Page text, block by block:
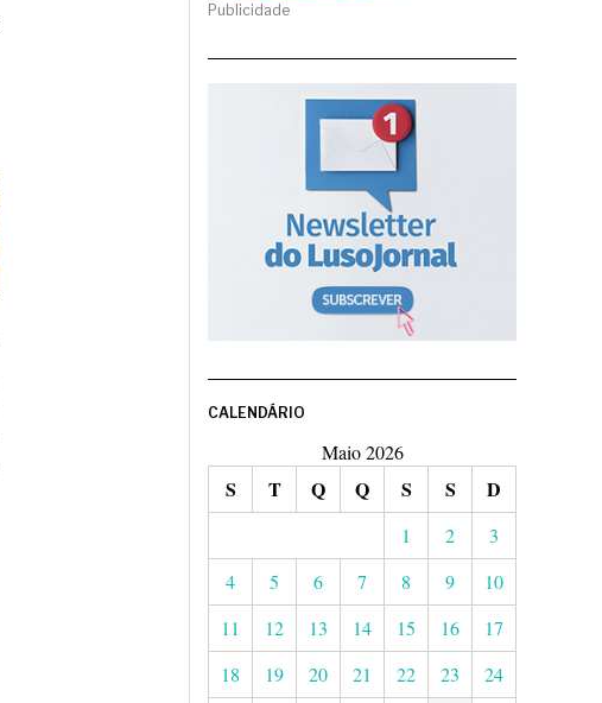
Publicidade
CALENDÁRIO
Maio 2026
S T Q Q S S D
1 2
3
4
5 6 7 8 9
10
11
12 13 14 15 16
17
18
19 20 21 22 23
24